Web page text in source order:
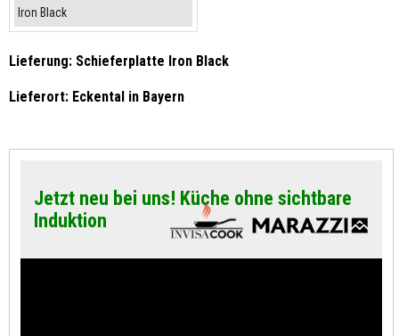
Iron Black
Lieferung: Schieferplatte Iron Black
Lieferort: Eckental in Bayern
Jetzt neu bei uns! Küche ohne sichtbare
Induktion